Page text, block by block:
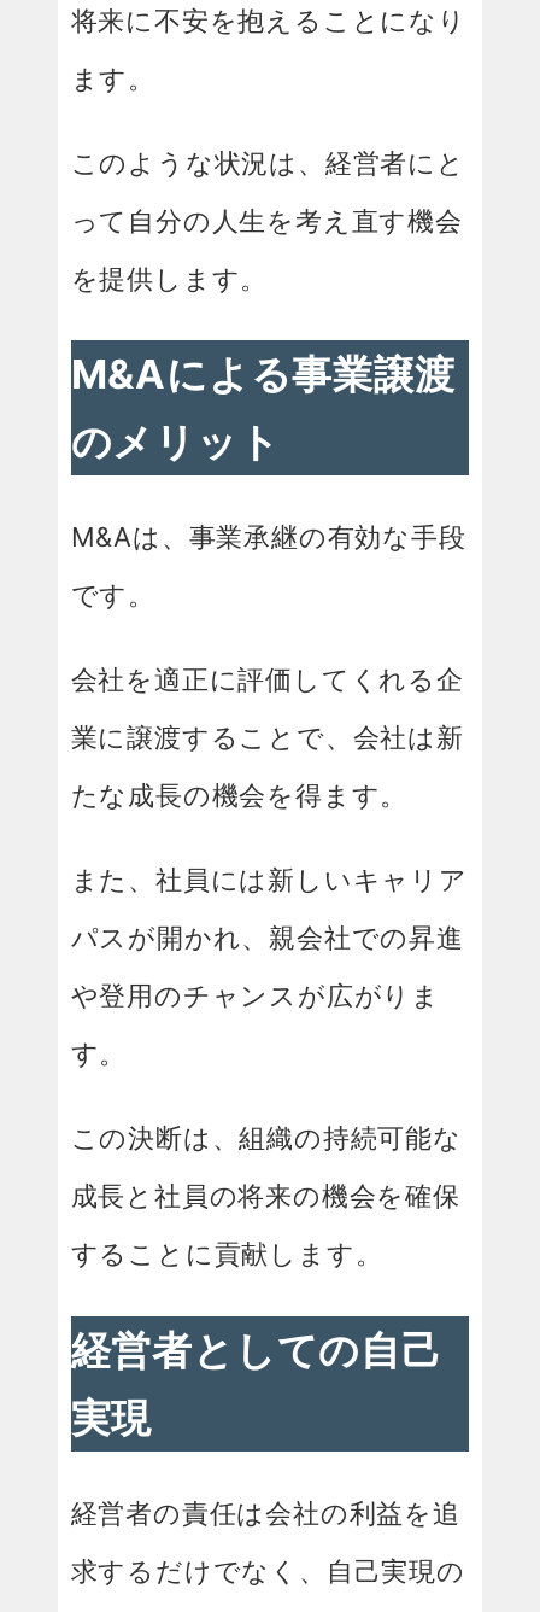
将来に不安を抱えることになり
ます。
このような状況は、経営者にと
って自分の人生を考え直す機会
を提供します。
M&Aによる事業譲渡
のメリット
M&Aは、事業承継の有効な手段
です。
会社を適正に評価してくれる企
業に譲渡することで、会社は新
たな成長の機会を得ます。
また、社員には新しいキャリア
パスが開かれ、親会社での昇進
や登用のチャンスが広がりま
す。
この決断は、組織の持続可能な
成長と社員の将来の機会を確保
することに貢献します。
経営者としての自己
実現
経営者の責任は会社の利益を追
求するだけでなく、自己実現の